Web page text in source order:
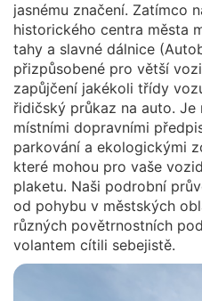
jasnému značení. Zatímco
historického centra města
tahy a slavné dálnice
přizpůsobené pro větší
zapůjčení jakékoli třídy
řidičský průkaz na auto. Je
místními dopravními
parkování a ekologickými
které mohou pro vaše
plaketu. Naši podrobní
od pohybu v městských
různých povětrnostních
volantem cítili sebejistě.